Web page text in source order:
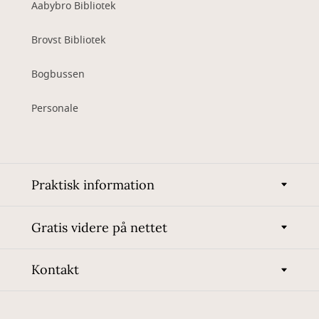
Aabybro Bibliotek
Brovst Bibliotek
Bogbussen
Personale
Praktisk information
Gratis videre på nettet
Kontakt